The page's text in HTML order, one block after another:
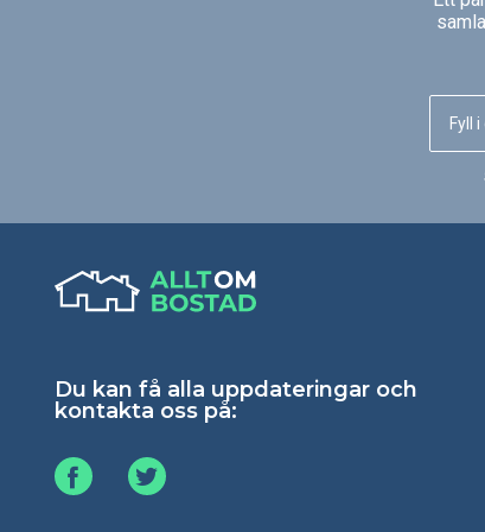
Du kan få alla uppdateringar och
kontakta oss på: